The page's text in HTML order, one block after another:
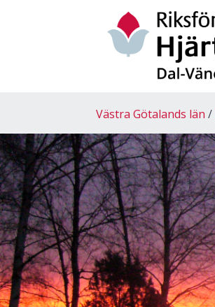
Västra Götalands län